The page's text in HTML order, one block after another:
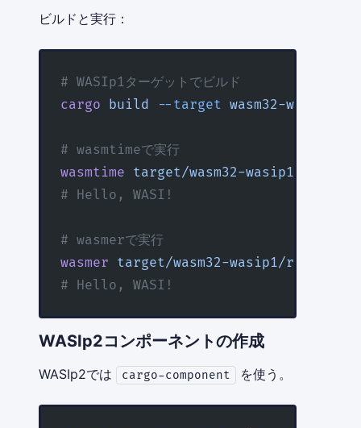
ビルドと実行：
# WASIp1ターゲットでビルド
cargo build --target wasm32-wasip1
# wasmtimeで実行
wasmtime target/wasm32-wasip1/
# Hello, WASI!
# wasmerで実行
wasmer target/wasm32-wasip1/release/
# Hello, WASI!
WASIp2コンポーネントの作成
WASIp2では cargo-component を使う。